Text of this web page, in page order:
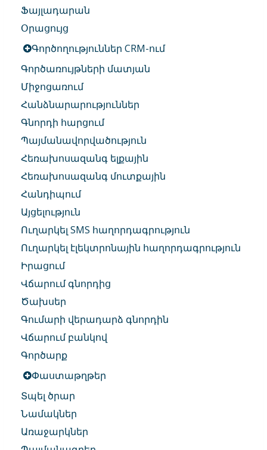
Ֆայլադարան
Օրացույց
Գործողություններ CRM-ում
Գործառույթների մատյան
Միջոցառում
Հանձնարարություններ
Գնորդի հարցում
Պայմանավորվածություն
Հեռախոսազանգ ելքային
Հեռախոսազանգ մուտքային
Հանդիպում
Այցելություն
Ուղարկել SMS հաղորդագրություն
Ուղարկել էլեկտրոնային հաղորդագրություն
Իրացում
Վճարում գնորդից
Ծախսեր
Գումարի վերադարձ գնորդին
Վճարում բանկով
Գործարք
Փաստաթղթեր
Տպել ծրար
Նամակներ
Առաջարկներ